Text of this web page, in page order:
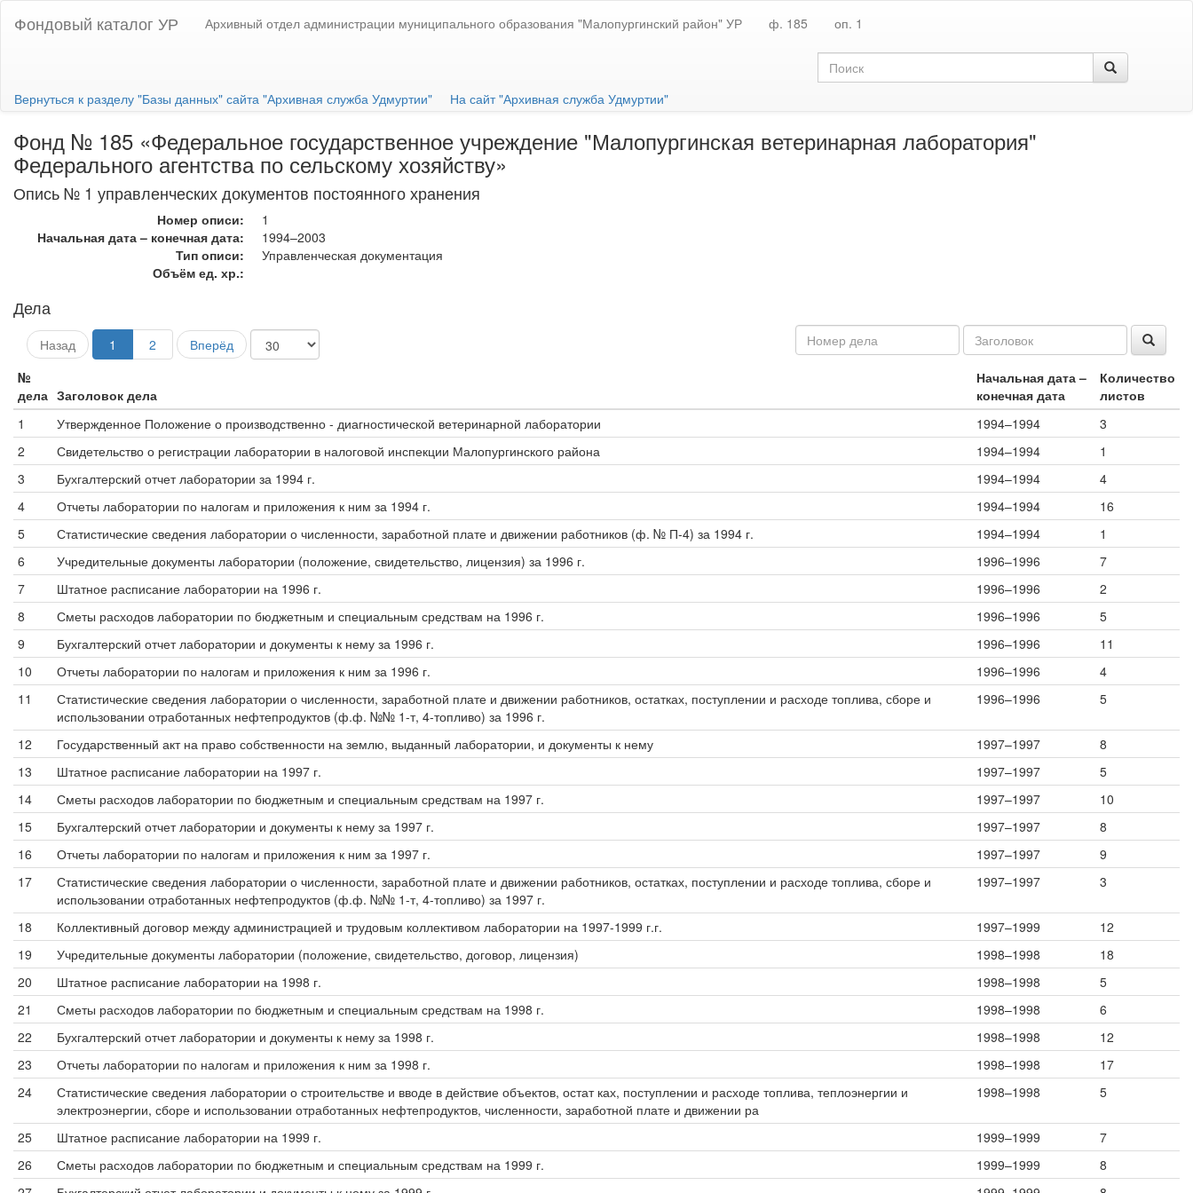
Фондовый каталог УР Архивный отдел администрации муниципального образования "Малопургинский район" УР ф. 185 оп. 1
Вернуться к разделу "Базы данных" сайта "Архивная служба Удмуртии" На сайт "Архивная служба Удмуртии"
Фонд № 185 «Федеральное государственное учреждение "Малопургинская ветеринарная лаборатория"
Федерального агентства по сельскому хозяйству»
Опись № 1 управленческих документов постоянного хранения
Номер описи:
1
Начальная дата – конечная дата:
1994–2003
Тип описи:
Управленческая документация
Объём ед. хр.:
Дела
Назад 1 2
Вперёд
№
дела Заголовок дела
Начальная дата –
конечная дата
Количество
листов
1
Утвержденное Положение о производственно - диагностической ветеринарной лаборатории 1994–1994
3
2
Свидетельство о регистрации лаборатории в налоговой инспекции Малопургинского района 1994–1994
1
3
Бухгалтерский отчет лаборатории за 1994 г. 1994–1994
4
4
Отчеты лаборатории по налогам и приложения к ним за 1994 г. 1994–1994
16
5
Статистические сведения лаборатории о численности, заработной плате и движении работников (ф. № П-4) за 1994 г. 1994–1994
1
6
Учредительные документы лаборатории (положение, свидетельство, лицензия) за 1996 г. 1996–1996
7
7
Штатное расписание лаборатории на 1996 г. 1996–1996
2
8
Сметы расходов лаборатории по бюджетным и специальным средствам на 1996 г. 1996–1996
5
9
Бухгалтерский отчет лаборатории и документы к нему за 1996 г. 1996–1996
11
10
Отчеты лаборатории по налогам и приложения к ним за 1996 г. 1996–1996
4
11
Статистические сведения лаборатории о численности, заработной плате и движении работников, остатках, поступлении и расходе топлива, сборе и
использовании отработанных нефтепродуктов (ф.ф. №№ 1-т, 4-топливо) за 1996 г.
1996–1996 5
12 Государственный акт на право собственности на землю, выданный лаборатории, и документы к нему 1997–1997
8
13
Штатное расписание лаборатории на 1997 г. 1997–1997
5
14
Сметы расходов лаборатории по бюджетным и специальным средствам на 1997 г. 1997–1997
10
15
Бухгалтерский отчет лаборатории и документы к нему за 1997 г. 1997–1997
8
16
Отчеты лаборатории по налогам и приложения к ним за 1997 г. 1997–1997
9
17
Статистические сведения лаборатории о численности, заработной плате и движении работников, остатках, поступлении и расходе топлива, сборе и
использовании отработанных нефтепродуктов (ф.ф. №№ 1-т, 4-топливо) за 1997 г.
1997–1997 3
18 Коллективный договор между администрацией и трудовым коллективом лаборатории на 1997-1999 г.г. 1997–1999
12
19
Учредительные документы лаборатории (положение, свидетельство, договор, лицензия) 1998–1998
18
20
Штатное расписание лаборатории на 1998 г. 1998–1998
5
21
Сметы расходов лаборатории по бюджетным и специальным средствам на 1998 г. 1998–1998
6
22
Бухгалтерский отчет лаборатории и документы к нему за 1998 г. 1998–1998
12
23
Отчеты лаборатории по налогам и приложения к ним за 1998 г. 1998–1998
17
24
Статистические сведения лаборатории о строительстве и вводе в действие объектов, остат ках, поступлении и расходе топлива, теплоэнергии и
электроэнергии, сборе и использовании отработанных нефтепродуктов, численности, заработной плате и движении ра
1998–1998 5
25 Штатное расписание лаборатории на 1999 г. 1999–1999
7
26
Сметы расходов лаборатории по бюджетным и специальным средствам на 1999 г. 1999–1999
8